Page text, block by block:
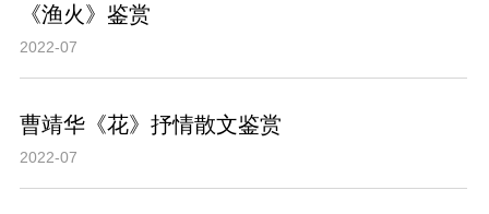
《渔火》鉴赏
2022-07
曹靖华《花》抒情散文鉴赏
2022-07